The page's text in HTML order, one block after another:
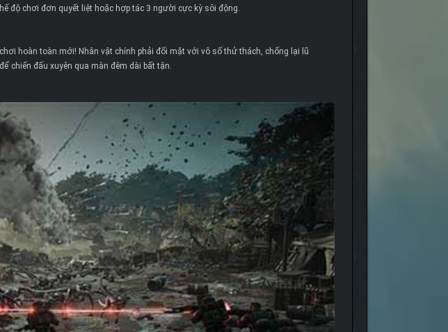
độ chơi đơn quyết liệt hoặc hợp tác 3 người cực kỳ sôi động.
hoàn toàn mới! Nhân vật chính phải đối mặt với vô số thử thách, chống lại lũ
chiến đấu xuyên qua màn đêm dài bất tận.